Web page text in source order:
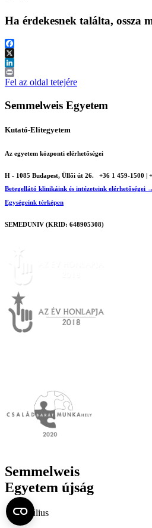
Ha érdekesnek találta, ossza
Facebook
X
LinkedIn
Print
Fel az oldal tetejére
Semmelweis Egyetem
Kutató-Elitegyetem
Az egyetem központi elérhetőségei
H - 1085 Budapest, Üllői út 26.
+36 1 459-1500 |
Betegellátó klinikáink és intézeteink elérhetőségei →
Egységeink térképen
SEMEDUNIV (KRID: 648905308)
Semmelweis
Egyetem újság
július